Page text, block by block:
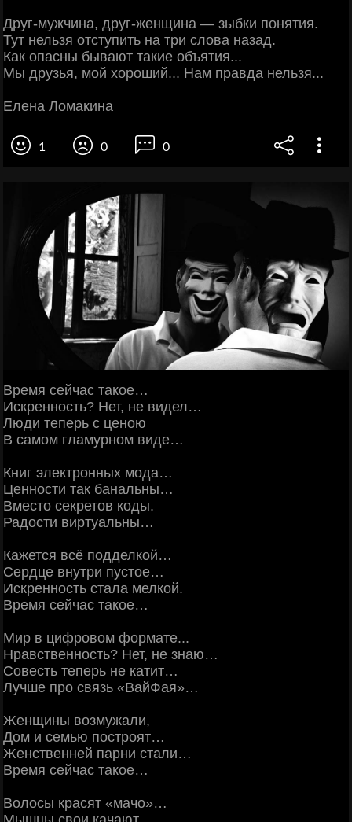
Друг-мужчина, друг-женщина — зыбки понятия.
Тут нельзя отступить на три слова назад.
Как опасны бывают такие объятия...
Мы друзья, мой хороший... Нам правда нельзя...
Елена Ломакина
1 0 0
Время сейчас такое…
Искренность? Нет, не видел…
Люди теперь с ценою
В самом гламурном виде…
Книг электронных мода…
Ценности так банальны…
Вместо секретов коды.
Радости виртуальны…
Кажется всё подделкой…
Сердце внутри пустое…
Искренность стала мелкой.
Время сейчас такое…
Мир в цифровом формате...
Нравственность? Нет, не знаю…
Совесть теперь не катит…
Лучше про связь «ВайФая»…
Женщины возмужали,
Дом и семью построят…
Женственней парни стали…
Время сейчас такое…
Волосы красят «мачо»…